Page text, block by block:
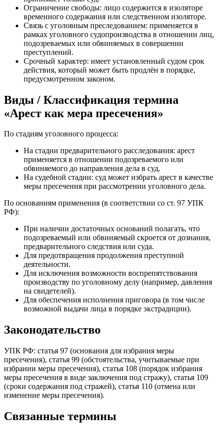
Ограничение свободы: лицо содержится в изоляторе
временного содержания или следственном изоляторе.
Связь с уголовным преследованием: применяется в
рамках уголовного судопроизводства в отношении лиц,
подозреваемых или обвиняемых в совершении
преступлений.
Срочный характер: имеет установленный судом срок
действия, который может быть продлён в порядке,
предусмотренном законом.
Виды / Классификация термина
«Арест как мера пресечения»
По стадиям уголовного процесса:
На стадии предварительного расследования: арест
применяется в отношении подозреваемого или
обвиняемого до направления дела в суд.
На судебной стадии: суд может избрать арест в качестве
меры пресечения при рассмотрении уголовного дела.
По основаниям применения (в соответствии со ст. 97 УПК
РФ):
При наличии достаточных оснований полагать, что
подозреваемый или обвиняемый скроется от дознания,
предварительного следствия или суда.
Для предотвращения продолжения преступной
деятельности.
Для исключения возможности воспрепятствования
производству по уголовному делу (например, давления
на свидетелей).
Для обеспечения исполнения приговора (в том числе
возможной выдачи лица в порядке экстрадиции).
Законодательство
УПК РФ: статья 97 (основания для избрания меры
пресечения), статья 99 (обстоятельства, учитываемые при
избрании меры пресечения), статья 108 (порядок избрания
меры пресечения в виде заключения под стражу), статья 109
(сроки содержания под стражей), статья 110 (отмена или
изменение меры пресечения).
Связанные термины